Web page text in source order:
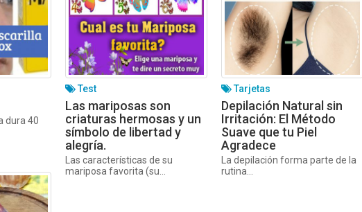
dura 40
Test
Las mariposas son
criaturas hermosas y un
símbolo de libertad y
alegría.
Las características de su
mariposa favorita (su...
Tarjetas
Depilación Natural sin
Irritación: El Método
Suave que tu Piel
Agradece
La depilación forma parte de la
rutina...